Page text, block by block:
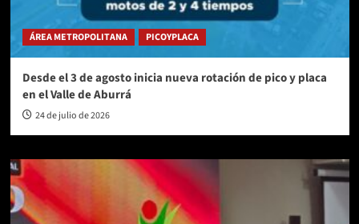
ÁREA METROPOLITANA PICOYPLACA
Desde el 3 de agosto inicia nueva rotación de pico y placa
en el Valle de Aburrá
24 de julio de 2026